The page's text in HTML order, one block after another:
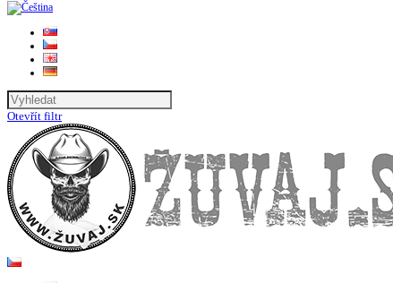
Otevřít filtr